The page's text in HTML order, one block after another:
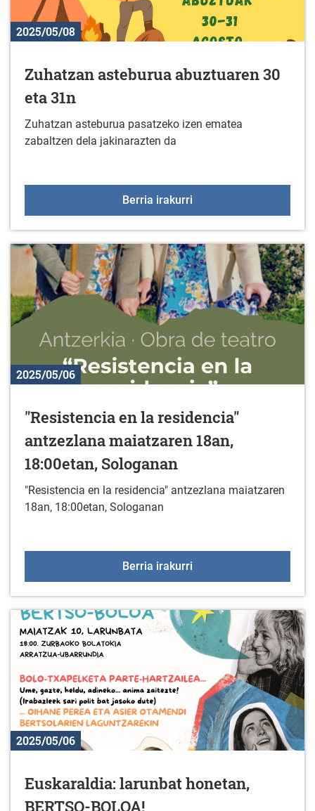
2025/05/08
Zuhatzan asteburua abuztuaren 30
eta 31n
Zuhatzan asteburua pasatzeko izen ematea
zabaltzen dela jakinarazten da
Berria irakurri
2025/05/06
"Resistencia en la residencia"
antzezlana maiatzaren 18an,
18:00etan, Sologanan
"Resistencia en la residencia" antzezlana maiatzaren
18an, 18:00etan, Sologanan
Berria irakurri
2025/05/06
Euskaraldia: larunbat honetan,
BERTSO-BOLOA!